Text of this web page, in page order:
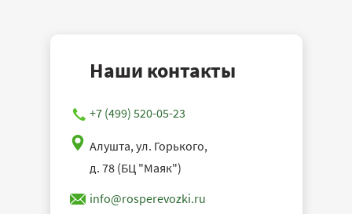
Наши контакты
+7 (499) 520-05-23
Алушта, ул. Горького,
д. 78 (БЦ "Маяк")
info@rosperevozki.ru